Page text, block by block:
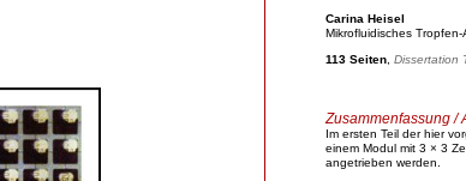
Carina Heisel
Mikrofluidisches
113 Seiten Dissertation
Zusammenfassung /
Im ersten Teil der hier
einem Modul mit 3 × 3
angetrieben werden.